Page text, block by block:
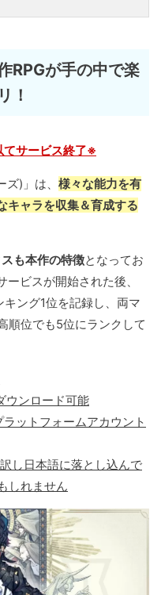
RPGが手の中で楽
！
サービス終了※
)」は、 様々な能力を有
キャラを収集＆育成する
も本作の特徴となってお
ビスが開始された後、
ング1位を記録し、両マ
順位でも5位にランクして
ンロード可能
ットフォームアカウント
し日本語に落とし込んで
しれません